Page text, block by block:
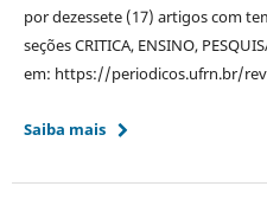
por dezessete (17) artigos com
seções CRITICA, ENSINO,
em: https://periodicos.ufrn.br/
Saiba mais